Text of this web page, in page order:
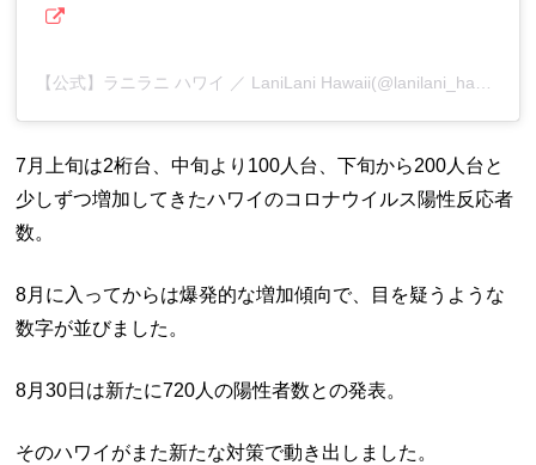
7月上旬は2桁台、中旬より100人台、下旬から200人台と
少しずつ増加してきたハワイのコロナウイルス陽性反応者
数。
8月に入ってからは爆発的な増加傾向で、目を疑うような
数字が並びました。
8月30日は新たに720人の陽性者数との発表。
そのハワイがまた新たな対策で動き出しました。